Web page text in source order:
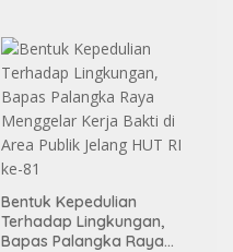
Bentuk Kepedulian
Terhadap Lingkungan,
Bapas Palangka Raya